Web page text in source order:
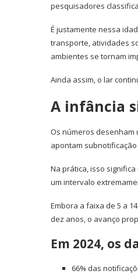
pesquisadores
É justamente nessa
transporte, atividades
ambientes se tornam
Ainda assim, o lar
A infância
Os números desenham
apontam
Na prática, isso
um intervalo
Embora a faixa de 5 a
dez anos, o avanço
Em 2024, os
66% das